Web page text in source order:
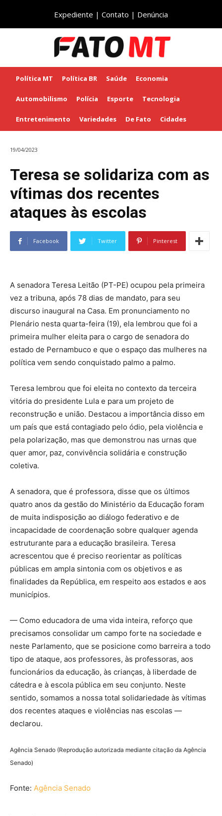
Expediente | Contato | Denúncia
Política MT Política BR Saúde Economia
Automobilismo Polícia Esporte Tecnologia
Entretenimento Variedades De Fato Cidades
19/04/2023
Teresa se solidariza com as
vítimas dos recentes
ataques às escolas
Facebook Twitter Pinterest
A senadora Teresa Leitão (PT-PE) ocupou pela primeira
vez a tribuna, após 78 dias de mandato, para seu
discurso inaugural na Casa. Em pronunciamento no
Plenário nesta quarta-feira (19), ela lembrou que foi a
primeira mulher eleita para o cargo de senadora do
estado de Pernambuco e que o espaço das mulheres na
política vem sendo conquistado palmo a palmo.
Teresa lembrou que foi eleita no contexto da terceira
vitória do presidente Lula e para um projeto de
reconstrução e união. Destacou a importância disso em
um país que está contagiado pelo ódio, pela violência e
pela polarização, mas que demonstrou nas urnas que
quer amor, paz, convivência solidária e construção
coletiva.
A senadora, que é professora, disse que os últimos
quatro anos da gestão do Ministério da Educação foram
de muita indisposição ao diálogo federativo e de
incapacidade de coordenação sobre qualquer agenda
estruturante para a educação brasileira. Teresa
acrescentou que é preciso reorientar as políticas
públicas em ampla sintonia com os objetivos e as
finalidades da República, em respeito aos estados e aos
municípios.
— Como educadora de uma vida inteira, reforço que
precisamos consolidar um campo forte na sociedade e
neste Parlamento, que se posicione como barreira a todo
tipo de ataque, aos professores, às professoras, aos
funcionários da educação, às crianças, à liberdade de
cátedra e à escola pública em seu conjunto. Neste
sentido, somamos a nossa total solidariedade às vítimas
dos recentes ataques e violências nas escolas —
declarou.
Agência Senado (Reprodução autorizada mediante citação da Agência
Senado)
Fonte: Agência Senado